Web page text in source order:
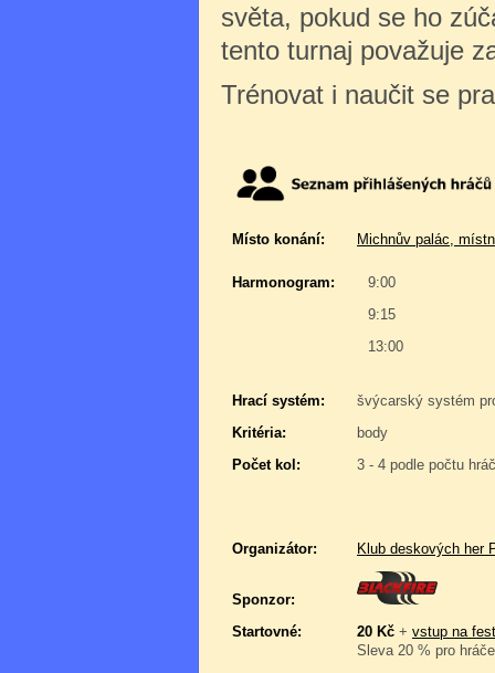
světa, pokud se ho
tento turnaj považuje
Trénovat i naučit se
Místo konání: Michnův palác,
Harmonogram:
9:00
9:15
13:00
Hrací systém:
švýcarský systém
Kritéria:
body
Počet kol:
3 - 4 podle počtu
Organizátor: Klub deskových her
Sponzor:
Startovné:
20 Kč + vstup na
Sleva 20 % pro